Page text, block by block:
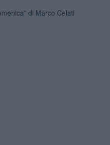
di Marco Celati